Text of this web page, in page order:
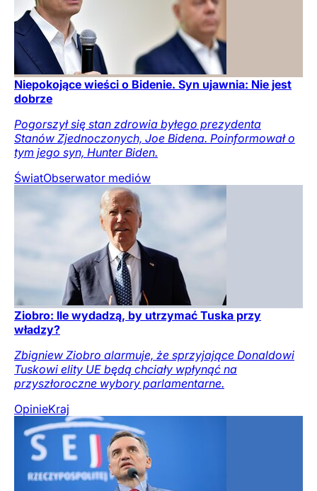
Niepokojące wieści o Bidenie. Syn ujawnia: Nie jest
dobrze
Pogorszył się stan zdrowia byłego prezydenta
Stanów Zjednoczonych, Joe Bidena. Poinformował o
tym jego syn, Hunter Biden.
ŚwiatObserwator mediów
Ziobro: Ile wydadzą, by utrzymać Tuska przy
władzy?
Zbigniew Ziobro alarmuje, że sprzyjające Donaldowi
Tuskowi elity UE będą chciały wpłynąć na
przyszłoroczne wybory parlamentarne.
OpinieKraj